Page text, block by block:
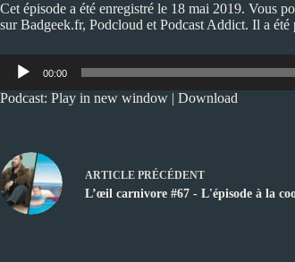
Cet épisode a été enregistré le 18 mai 2019. Vous
surBadgeek.fr, Podcloud et Podcast Addict. Il a été
Lecteur
audio
00:00
Podcast: Play in new window | Download
ARTICLE PRÉCÉDENT
L’œil carnivore #67 - L'épisode à la